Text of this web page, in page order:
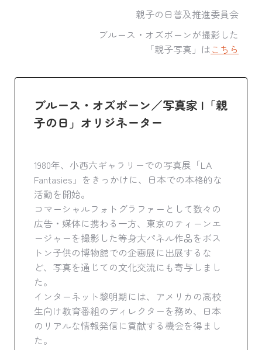
親子の日普及推進委員会
ブルース・オズボーンが撮影した
「親子写真」はこちら
ブルース・オズボーン／写真家 |「親
子の日」オリジネーター
1980年、小西六ギャラリーでの写真展「LA
Fantasies」をきっかけに、日本での本格的な
活動を開始。
コマーシャルフォトグラファーとして数々の
広告・媒体に携わる一方、東京のティーンエ
ージャーを撮影した等身大パネル作品をボス
トン子供の博物館での企画展に出展するな
ど、写真を通じての文化交流にも寄与しまし
た。
インターネット黎明期には、アメリカの高校
生向け教育番組のディレクターを務め、日本
のリアルな情報発信に貢献する機会を得まし
た。